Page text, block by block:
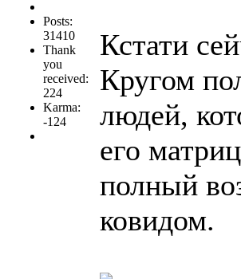
Posts:
31410
Thank
you
received:
224
Karma:
-124
Кстати
Кругом
людей,
его
полный
ковидом.